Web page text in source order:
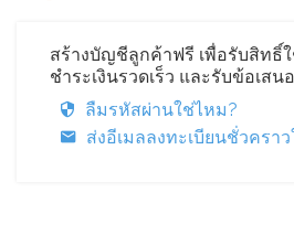
สร้างบัญชีลูกค้าฟรี เพื่อรับสิทธิ์
ชำระเงินรวดเร็ว และรับข้อเสน
ลืมรหัสผ่านใช่ไหม?
ส่งอีเมลลงทะเบียนชั่วครา